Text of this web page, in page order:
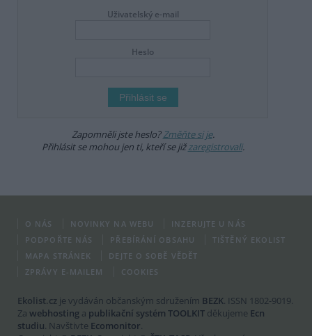
Uživatelský e-mail
Heslo
Zapomněli jste heslo?Změňte si je.
Přihlásit se mohou jen ti, kteří se jižzaregistrovali.
O NÁS NOVINKY NA WEBU
INZERUJTE U NÁS
PODPOŘTE NÁS
PŘEBÍRÁNÍ OBSAHU
TIŠTĚNÝ EKOLIST
MAPA STRÁNEK
DEJTE O SOBĚ VĚDĚT
ZPRÁVY E-MAILEM
COOKIES
Ekolist.cz je vydáván občanským sdružením BEZK. ISSN 1802-9019.
Za webhosting a publikační systém TOOLKIT děkujeme Ecn
studiu. Navštivte Ecomonitor.